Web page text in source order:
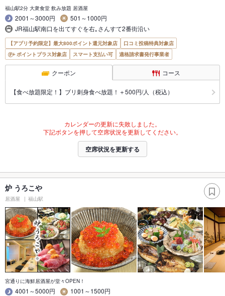
福山駅2分 大衆食堂 飲み放題 居酒屋
2001～3000円
501～1000円
JR福山駅南口を出てすぐを右｡さんすて2番街沿い
【アプリ予約限定】最大800ポイント還元対象店
口コミ投稿特典対象店
ポイントプラス対象店
スマート支払い可 適格請求書発行事業者
クーポン コース
【食べ放題限定！】ブリ刺身食べ放題！＋500円/人（税込）
カレンダーの更新に失敗しました。
下記ボタンを押して空席状況を更新してください。
空席状況を更新する
炉 うろこや
居酒屋 福山駅
宮通りに海鮮居酒屋が堂々OPEN！
4001～5000円
1001～1500円